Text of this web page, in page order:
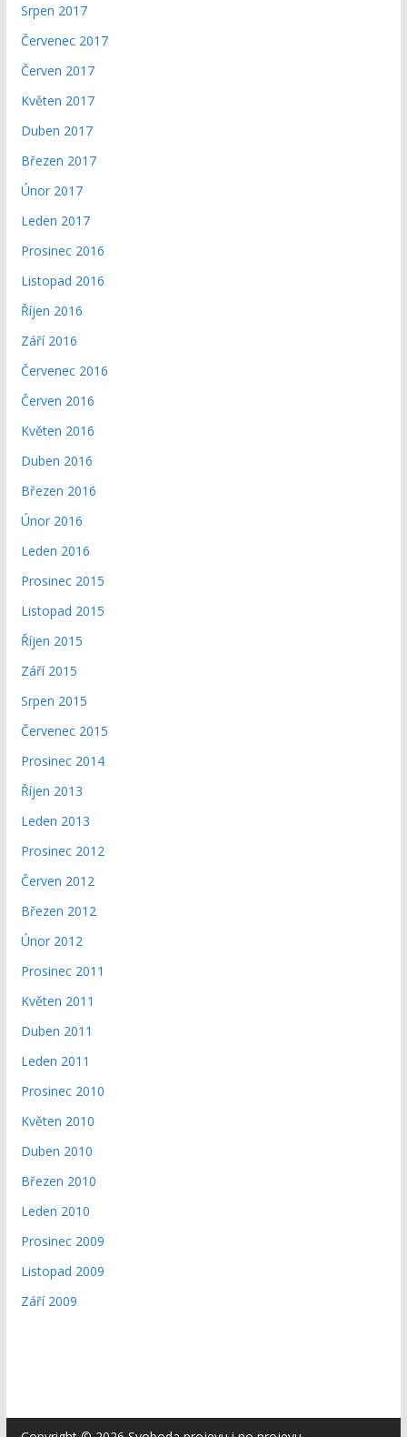
Srpen 2017
Červenec 2017
Červen 2017
Květen 2017
Duben 2017
Březen 2017
Únor 2017
Leden 2017
Prosinec 2016
Listopad 2016
Říjen 2016
Září 2016
Červenec 2016
Červen 2016
Květen 2016
Duben 2016
Březen 2016
Únor 2016
Leden 2016
Prosinec 2015
Listopad 2015
Říjen 2015
Září 2015
Srpen 2015
Červenec 2015
Prosinec 2014
Říjen 2013
Leden 2013
Prosinec 2012
Červen 2012
Březen 2012
Únor 2012
Prosinec 2011
Květen 2011
Duben 2011
Leden 2011
Prosinec 2010
Květen 2010
Duben 2010
Březen 2010
Leden 2010
Prosinec 2009
Listopad 2009
Září 2009